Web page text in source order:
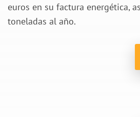
euros en su factura energética,
toneladas al año.